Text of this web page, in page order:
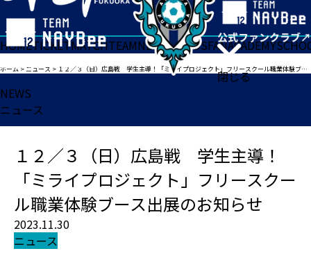
閉じる
HOMETICKETMATCHTEAMNEWSGOODSFANACADEMY
ホーム >ニュース > １２／３（日）広島戦 学生主導！「ミライプロジェクト」フリースクール職業体験ブース出展のお知らせ
NEWS
ニュース
１２／３（日）広島戦 学生主導！
「ミライプロジェクト」フリースクー
ル職業体験ブース出展のお知らせ
2023.11.30
ニュース